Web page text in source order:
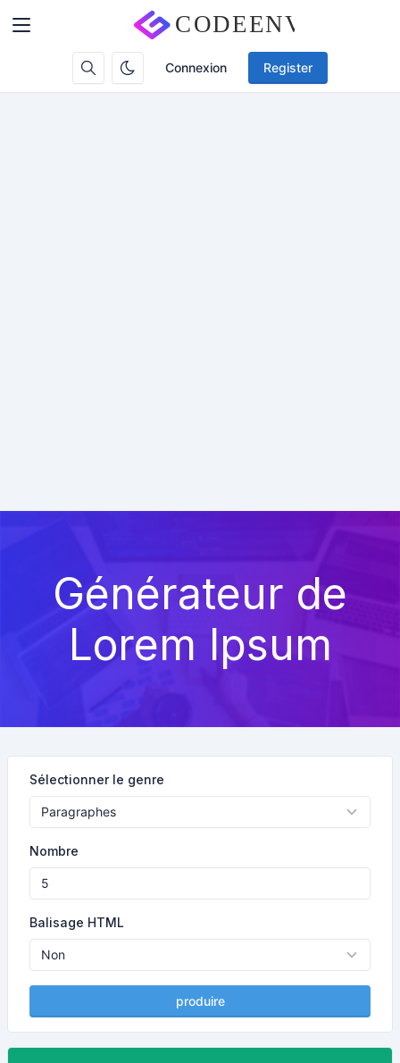
Connexion Register
Générateur de
Lorem Ipsum
Sélectionner le genre
Nombre
Balisage HTML
produire